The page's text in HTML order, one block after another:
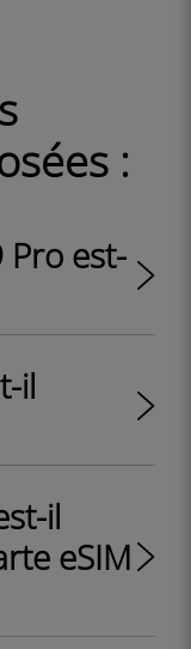
:
Pro est-
il
il
eSIM